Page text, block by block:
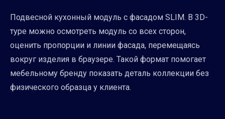
Подвесной кухонный модуль с фасадом SLIM. В 3D-
туре можно осмотреть модуль со всех сторон,
оценить пропорции и линии фасада, перемещаясь
вокруг изделия в браузере. Такой формат помогает
мебельному бренду показать деталь коллекции без
физического образца у клиента.